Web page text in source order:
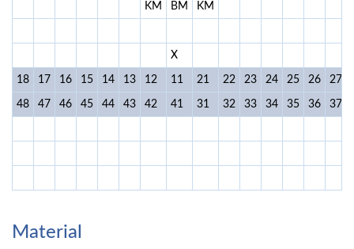
KM BM KM
X
18 17 16 15 14 13 12 11 21 22 23 24 25 26 27
48 47 46 45 44 43 42 41 31 32 33 34 35 36 37
Material